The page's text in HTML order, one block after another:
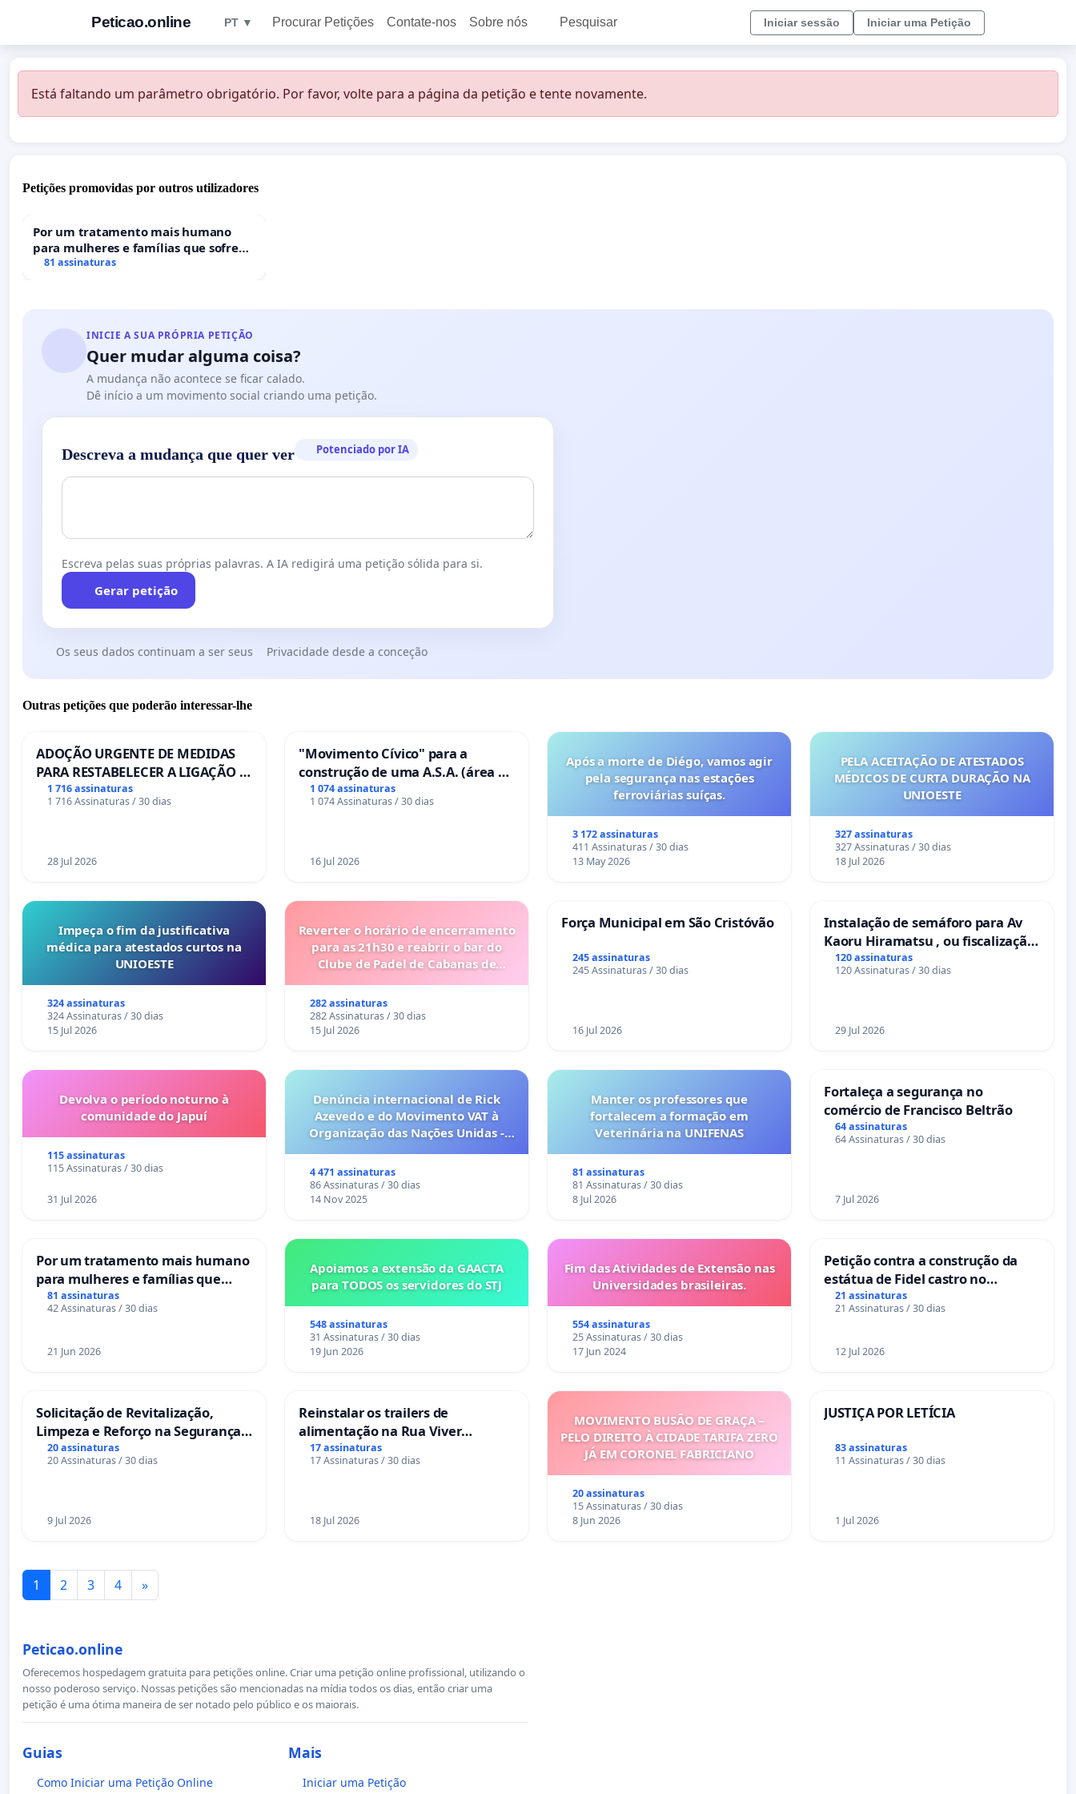
Peticao.online PT ▼ Procurar Petições Contate-nos Sobre nós Pesquisar Iniciar sessão Iniciar uma Petição
Está faltando um parâmetro obrigatório. Por favor, volte para a página da petição e tente novamente.
Petições promovidas por outros utilizadores
Por um tratamento mais humano
para mulheres e famílias que sofrem
uma perda gestacional nos hospitais
81 assinaturas
INICIE A SUA PRÓPRIA PETIÇÃO
Quer mudar alguma coisa?
A mudança não acontece se ficar calado.
Dê início a um movimento social criando uma petição.
Descreva a mudança que quer ver Potenciado por IA
Escreva pelas suas próprias palavras. A IA redigirá uma petição sólida para si.
Gerar petição
Os seus dados continuam a ser seus Privacidade desde a conceção
Outras petições que poderão interessar-lhe
ADOÇÃO URGENTE DE MEDIDAS
PARA RESTABELECER A LIGAÇÃO -
PONTE RS-129
1 716 assinaturas
1 716 Assinaturas / 30 dias
28 Jul 2026
"Movimento Cívico" para a
construção de uma A.S.A. (área de
serviços para autocaravanas) em
Coimbra
1 074 assinaturas
1 074 Assinaturas / 30 dias
16 Jul 2026
Após a morte de Diégo, vamos agir
pela segurança nas estações
ferroviárias suíças.
3 172 assinaturas
411 Assinaturas / 30 dias
13 May 2026
PELA ACEITAÇÃO DE ATESTADOS
MÉDICOS DE CURTA DURAÇÃO NA
UNIOESTE
327 assinaturas
327 Assinaturas / 30 dias
18 Jul 2026
Impeça o fim da justificativa
médica para atestados curtos na
UNIOESTE
324 assinaturas
324 Assinaturas / 30 dias
15 Jul 2026
Reverter o horário de encerramento
para as 21h30 e reabrir o bar do
Clube de Padel de Cabanas de
282 assinaturas
282 Assinaturas / 30 dias
15 Jul 2026
Força Municipal em São Cristóvão
245 assinaturas
245 Assinaturas / 30 dias
16 Jul 2026
Instalação de semáforo para Av
Kaoru Hiramatsu , ou fiscalização
Eletrônica
120 assinaturas
120 Assinaturas / 30 dias
29 Jul 2026
Devolva o período noturno à
comunidade do Japuí
115 assinaturas
115 Assinaturas / 30 dias
31 Jul 2026
Denúncia internacional de Rick
Azevedo e do Movimento VAT à
Organização das Nações Unidas -
6x1 enquanto o lobby empresarial
compra a omissão do Congresso.
4 471 assinaturas
86 Assinaturas / 30 dias
14 Nov 2025
Manter os professores que
fortalecem a formação em
Veterinária na UNIFENAS
81 assinaturas
81 Assinaturas / 30 dias
8 Jul 2026
Fortaleça a segurança no
comércio de Francisco Beltrão
64 assinaturas
64 Assinaturas / 30 dias
7 Jul 2026
Por um tratamento mais humano
para mulheres e famílias que
sofrem uma perda gestacional
nos hospitais portugueses
81 assinaturas
42 Assinaturas / 30 dias
21 Jun 2026
Apoiamos a extensão da GAACTA
para TODOS os servidores do STJ
548 assinaturas
31 Assinaturas / 30 dias
19 Jun 2026
Fim das Atividades de Extensão nas
Universidades brasileiras.
554 assinaturas
25 Assinaturas / 30 dias
17 Jun 2024
Petição contra a construção da
estátua de Fidel castro no
mirante do Caju
21 assinaturas
21 Assinaturas / 30 dias
12 Jul 2026
Solicitação de Revitalização,
Limpeza e Reforço na Segurança
das Praças da Rua Cachoeira das
Sete Ilhas
20 assinaturas
20 Assinaturas / 30 dias
9 Jul 2026
Reinstalar os trailers de
alimentação na Rua Viver
Salvador
17 assinaturas
17 Assinaturas / 30 dias
18 Jul 2026
MOVIMENTO BUSÃO DE GRAÇA –
PELO DIREITO À CIDADE TARIFA ZERO
JÁ EM CORONEL FABRICIANO
20 assinaturas
15 Assinaturas / 30 dias
8 Jun 2026
JUSTIÇA POR LETÍCIA
83 assinaturas
11 Assinaturas / 30 dias
1 Jul 2026
1 2 3 4 »
Peticao.online
Oferecemos hospedagem gratuita para petições online. Criar uma petição online profissional, utilizando o
nosso poderoso serviço. Nossas petições são mencionadas na mídia todos os dias, então criar uma
petição é uma ótima maneira de ser notado pelo público e os maiorais.
Guias
Como Iniciar uma Petição Online
Mais
Iniciar uma Petição